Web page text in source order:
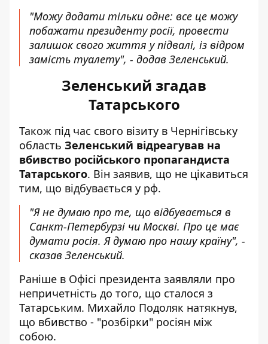
"Можу додати тільки одне: все це можу
побажати президенту росії, провести
залишок свого життя у підвалі, із відром
замість туалету", - додав Зеленський.
Зеленський згадав
Татарського
Також під час свого візиту в Чернігівську
область Зеленський відреагував на
вбивство російського пропагандиста
Татарського. Він заявив, що не цікавиться
тим, що відбувається у рф.
"Я не думаю про те, що відбувається в
Санкт-Петербурзі чи Москві. Про це має
думати росія. Я думаю про нашу країну", -
сказав Зеленський.
Раніше в Офісі президента заявляли про
непричетність до того, що сталося з
Татарським. Михайло Подоляк натякнув,
що вбивство - "розбірки" росіян між
собою.